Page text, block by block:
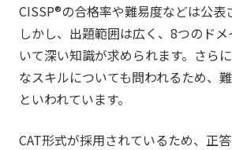
CISSP®の合格率や難易度などは公表
しかし、出題範囲は広く、8つのド
いて深い知識が求められます。さら
なスキルについても問われるため、
といわれています。
CAT形式が採用されているため、正